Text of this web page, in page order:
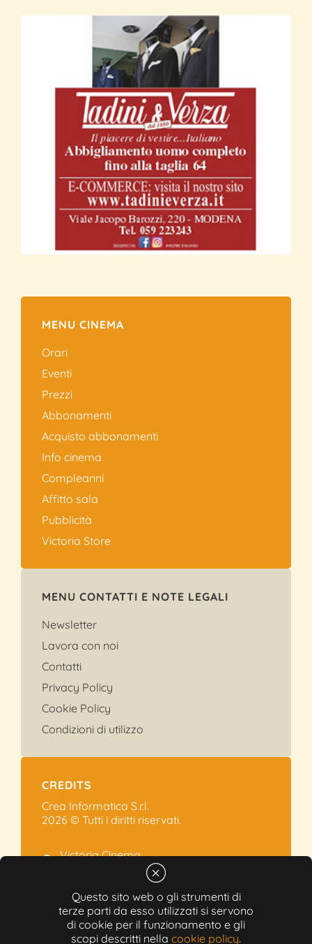
Questo sito web o gli strumenti di
terze parti da esso utilizzati si servono
di cookie per il funzionamento e gli
scopi descritti nella cookie policy.
MENU CINEMA
Orari
Eventi
Prezzi
Abbonamenti
Acquisto abbonamenti
Info cinema
Compleanni
Affitto sala
Pubblicità
Victoria Store
MENU CONTATTI E NOTE LEGALI
Newsletter
Lavora con noi
Contatti
Privacy Policy
Cookie Policy
Condizioni di utilizzo
CREDITS
Crea Informatica S.r.l.
2026 © Tutti i diritti riservati.
Victoria Cinema
Via Ramelli, 101 - Modena
+39 059.454622
info@victoriacinema.it
Partita IVA: 02603471208